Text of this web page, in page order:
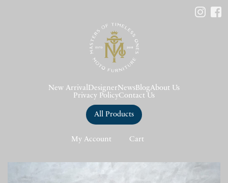
New Arrival DesignerNews BlogAbout Us
Privacy PolicyContact Us
All Products
My Account Cart